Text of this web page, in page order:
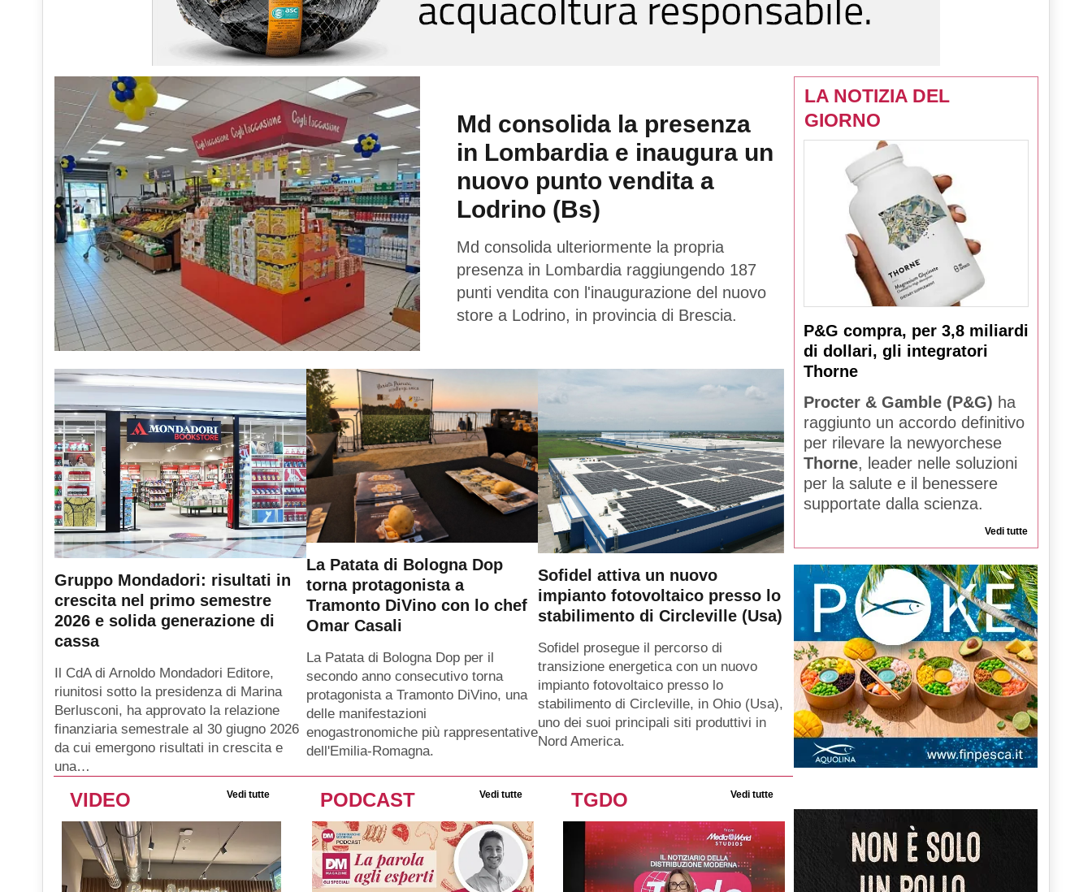
Md consolida la presenza
in Lombardia e inaugura un
nuovo punto vendita a
Lodrino (Bs)
Md consolida ulteriormente la propria
presenza in Lombardia raggiungendo 187
punti vendita con l'inaugurazione del nuovo
store a Lodrino, in provincia di Brescia.
Gruppo Mondadori: risultati in
crescita nel primo semestre
2026 e solida generazione di
cassa
Il CdA di Arnoldo Mondadori Editore,
riunitosi sotto la presidenza di Marina
Berlusconi, ha approvato la relazione
finanziaria semestrale al 30 giugno 2026
da cui emergono risultati in crescita e
una…
La Patata di Bologna Dop
torna protagonista a
Tramonto DiVino con lo chef
Omar Casali
La Patata di Bologna Dop per il
secondo anno consecutivo torna
protagonista a Tramonto DiVino, una
delle manifestazioni
enogastronomiche più rappresentative
dell'Emilia-Romagna.
Sofidel attiva un nuovo
impianto fotovoltaico presso lo
stabilimento di Circleville (Usa)
Sofidel prosegue il percorso di
transizione energetica con un nuovo
impianto fotovoltaico presso lo
stabilimento di Circleville, in Ohio (Usa),
uno dei suoi principali siti produttivi in
Nord America.
LA NOTIZIA DEL
GIORNO
P&G compra, per 3,8 miliardi
di dollari, gli integratori
Thorne
Procter & Gamble (P&G) ha
raggiunto un accordo definitivo
per rilevare la newyorchese
Thorne, leader nelle soluzioni
per la salute e il benessere
supportate dalla scienza.
Vedi tutte
VIDEO Vedi tutte PODCAST Vedi tutte TGDO Vedi tutte